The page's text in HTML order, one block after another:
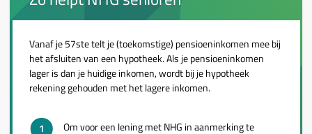
Vanaf je 57ste telt je (toekomstige) pensioeninkomen mee bij
het afsluiten van een hypotheek. Als je pensioeninkomen
lager is dan je huidige inkomen, wordt bij je hypotheek
rekening gehouden met het lagere inkomen.
Om voor een lening met NHG in aanmerking te